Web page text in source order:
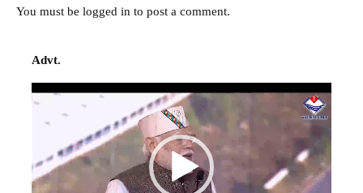
You must be logged in to post a comment.
Advt.
Video